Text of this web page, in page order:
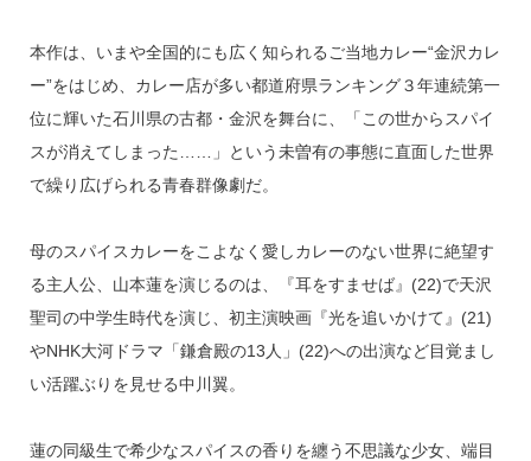
o
k
本作は、いまや全国的にも広く知られるご当地カレー“金沢カレ
ー”をはじめ、カレー店が多い都道府県ランキング３年連続第一
位に輝いた石川県の古都・金沢を舞台に、「この世からスパイ
スが消えてしまった……」という未曽有の事態に直面した世界
で繰り広げられる青春群像劇だ。
母のスパイスカレーをこよなく愛しカレーのない世界に絶望す
る主人公、山本蓮を演じるのは、『耳をすませば』(22)で天沢
聖司の中学生時代を演じ、初主演映画『光を追いかけて』(21)
やNHK大河ドラマ「鎌倉殿の13人」(22)への出演など目覚まし
い活躍ぶりを見せる中川翼。
蓮の同級生で希少なスパイスの香りを纏う不思議な少女、端目